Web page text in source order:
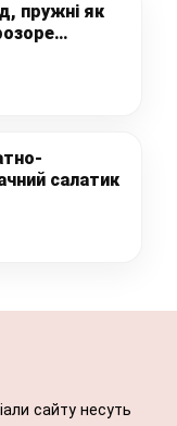
пружні як
не роби
салатик
сайту несуть